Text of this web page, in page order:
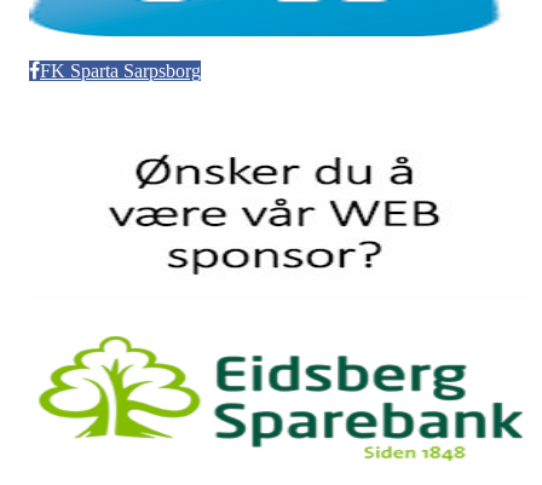
FK Sparta Sarpsborg